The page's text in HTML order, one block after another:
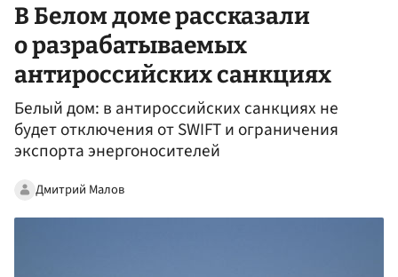
В Белом доме рассказали
о разрабатываемых
антироссийских санкциях
Белый дом: в антироссийских санкциях не
будет отключения от SWIFT и ограничения
экспорта энергоносителей
Дмитрий Малов